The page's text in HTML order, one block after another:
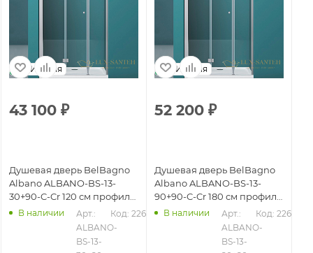
Италия
43 100 ₽
Душевая дверь BelBagno
Albano ALBANO-BS-13-
30+90-C-Cr 120 см профиль
хром, стекло прозрачное
В наличии
Арт.:
ALBANO-
BS-13-
Код: 22639
Италия
52 200 ₽
Душевая дверь BelBagno
Albano ALBANO-BS-13-
90+90-C-Cr 180 см профиль
хром, стекло прозрачное
В наличии
Арт.:
ALBANO-
BS-13-
Код: 22659